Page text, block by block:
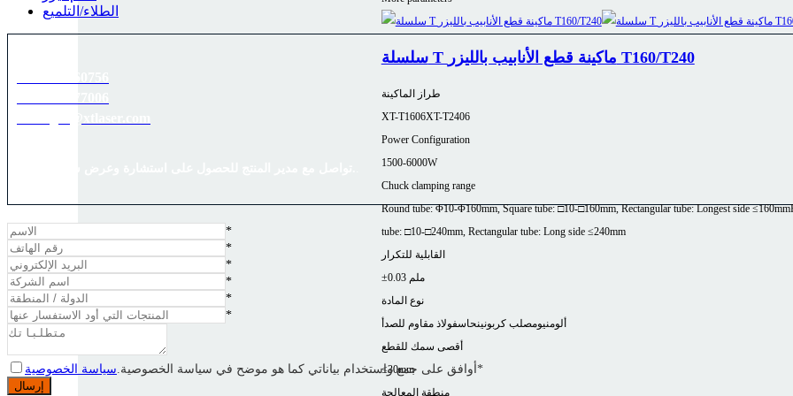
سلسلة T ماكينة قطع الأنابيب بالليزر T160/T240
طراز الماكينة
XT-T1606XT-T2406
Power Configuration
1500-6000W
Chuck clamping range
Round tube: Φ10-Φ160mm, Square tube: □10-□160mm, Rectangular tube: Longest side ≤160mm
tube: □10-□240mm, Rectangular tube: Long side ≤240mm
القابلية للتكرار
±0.03 ملم
نوع المادة
ألومنيومصلب كربونينحاسفولاذ مقاوم للصدأ
أقصى سمك للقطع
≤30mm
منطقة المعالجة
الطلاء/التلميع
*
*
*
*
*
*
أوافق على جمع واستخدام بياناتي كما هو موضح في سياسة الخصوصية.سياسة الخصوصية *